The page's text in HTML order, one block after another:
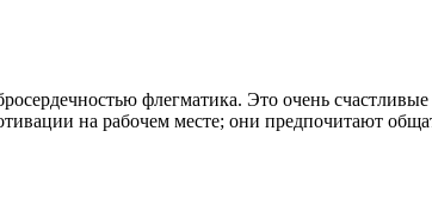
флегматика. Это очень
на рабочем месте; они предпочитают